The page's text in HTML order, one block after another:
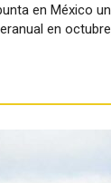
en México un
en octubre